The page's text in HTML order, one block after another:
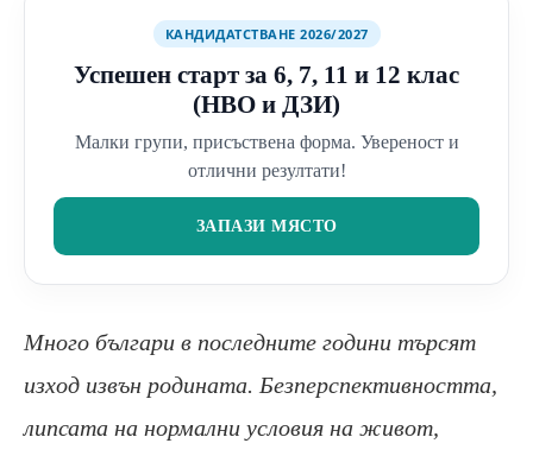
КАНДИДАТСТВАНЕ 2026/2027
Успешен старт за 6, 7, 11 и 12 клас
(НВО и ДЗИ)
Малки групи, присъствена форма. Увереност и
отлични резултати!
ЗАПАЗИ МЯСТО
Много българи в последните години търсят
изход извън родината. Безперспективността,
липсата на нормални условия на живот,